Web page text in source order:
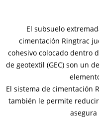
El subsuelo
cimentación Ringtrac
cohesivo colocado dentro
de geotextil (GEC) son un
El sistema de cimentación
también le permite